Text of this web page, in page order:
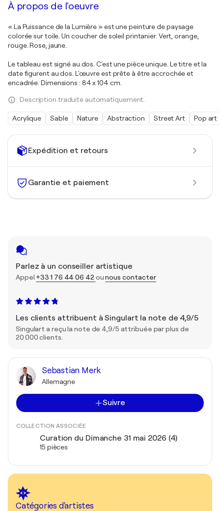
Expédition et retours
Garantie et paiement
Parlez à un conseiller artistique
Appel +33 1 76 44 06 42 ounous contacter
Les clients attribuent à Singulart la note de 4,9/5
Singulart a reçu la note de 4,9/5 attribuée par plus de
20 000 clients.
Sebastian Merk
Allemagne
Suivre
COLLECTION ASSOCIÉE
Curation du Dimanche 31 mai 2026 (4)
15 pièces
Catégories d'artistes
À propos de l'oeuvre
« La Puissance de la Lumière » est une peinture de paysage
colorée sur toile. Un coucher de soleil printanier. Vert, orange,
rouge. Rose, jaune.
Le tableau est signé au dos. C'est une pièce unique. Le titre et la
date figurent au dos. L'œuvre est prête à être accrochée et
encadrée. Dimensions : 84 x 104 cm.
Description traduite automatiquement.
Acrylique Sable Nature Abstraction Street Art Pop art